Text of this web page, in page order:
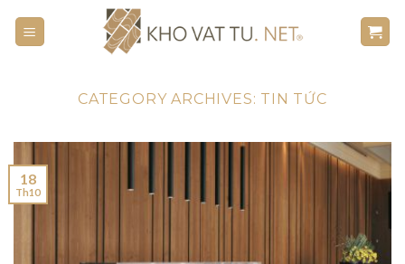
CATEGORY ARCHIVES: TIN TỨC
18
Th10